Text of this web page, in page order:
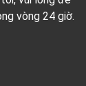
vòng 24 giờ.